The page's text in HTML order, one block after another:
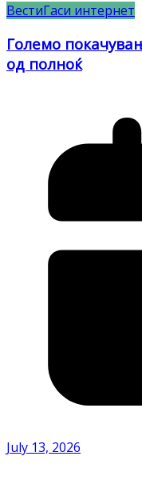
ВестиГаси интернет
Големо
од полноќ
July 13, 2026